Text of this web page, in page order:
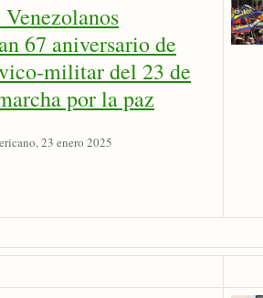
67 aniversario de
militar del 23 de
por la paz
23 enero 2025